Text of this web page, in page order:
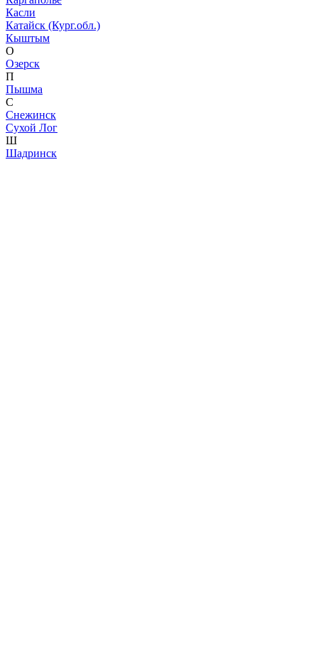
Касли
Катайск (Кург.обл.)
Кыштым
О
Озерск
П
Пышма
С
Снежинск
Сухой Лог
Ш
Шадринск